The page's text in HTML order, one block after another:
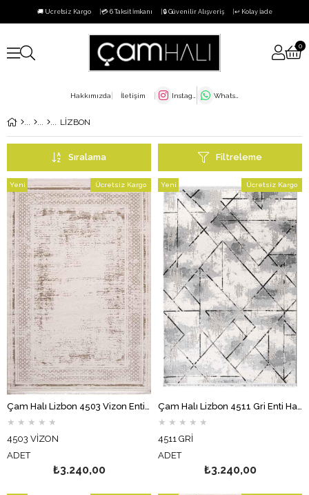
🚚 Ücretsiz Kargo 💳 6 Taksit İmkanı 🔒 Güvenilir Alışveriş ↩️ Kolay İade
0
Hakkımızda İletişim
LİZBON
Filtreleme
Sıralama
★ ★ ★ ★ ★
4503 VİZON
ADET
₺3.240,00
Ücretsiz Kargo
Yeni
Ürün
★ ★ ★ ★ ★
4511 GRİ
ADET
₺3.240,00
Ücretsiz Kargo
Yeni
Ürün